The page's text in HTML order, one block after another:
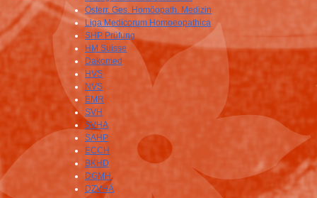
Österr. Ges. Homöopath. Medizin
Liga Medicorum Homoeopathica
SHP Prüfung
HM Suisse
Dakomed
HVS
NVS
EMR
SVH
SVHA
SAHP
ECCH
BKHD
DGMH
DZVHÄ